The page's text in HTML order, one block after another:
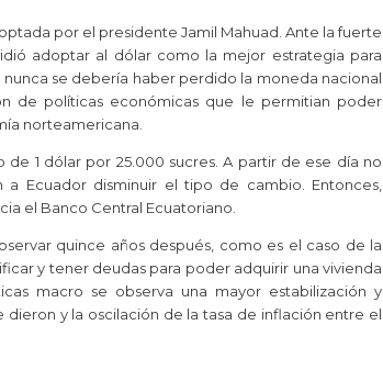
por el presidente Jamil Mahuad. Ante la fuerte
adoptar al dólar como la mejor estrategia para
se debería haber perdido la moneda nacional
de políticas económicas que le permitian poder
norteamericana.
1 dólar por 25.000 sucres. A partir de ese día no
Ecuador disminuir el tipo de cambio. Entonces,
el Banco Central Ecuatoriano.
quince años después, como es el caso de la
y tener deudas para poder adquirir una vivienda
macro se observa una mayor estabilización y
y la oscilación de la tasa de inflación entre el